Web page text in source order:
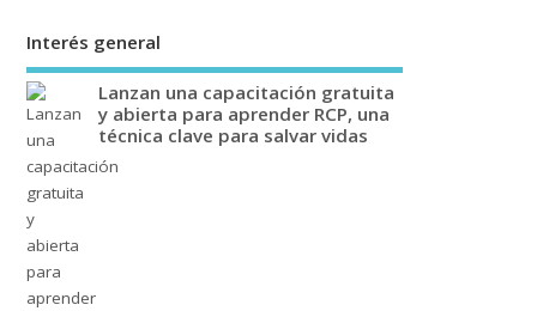
Interés general
Lanzan una capacitación gratuita
y abierta para aprender RCP, una
técnica clave para salvar vidas